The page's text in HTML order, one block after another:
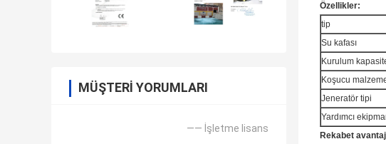
MÜŞTERI YORUMLARI
—— İşletme lisans
Özellikler:
tip
Su kafası
Kurulum
Koşucu
Jeneratör tipi
Yardımcı
Rekabet